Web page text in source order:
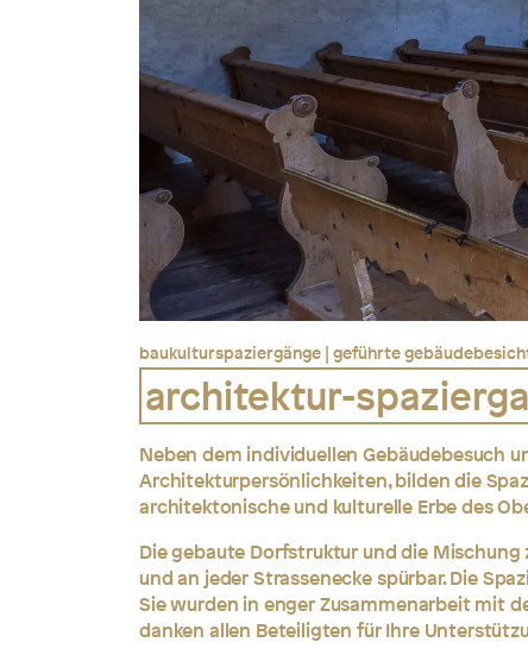
baukulturspaziergänge | geführte
architektur-
Neben dem individuellen Gebäudebesuch
Architekturpersönlichkeiten, bilden die
architektonische und kulturelle Erbe des
Die gebaute Dorfstruktur und die
und an jeder Strassenecke spürbar. Die
Sie wurden in enger Zusammenarbeit mit
danken allen Beteiligten für Ihre